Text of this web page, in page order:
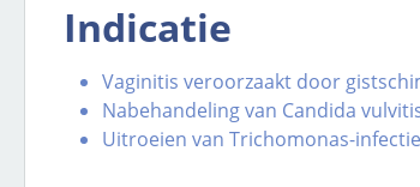
Indicatie
Vaginitis veroorzaakt door
Nabehandeling van Candida
Uitroeien van Trichomonas-